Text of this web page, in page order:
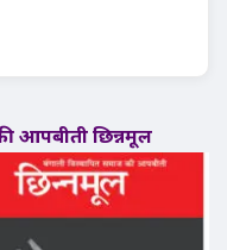
आपबीती छिन्नमूल